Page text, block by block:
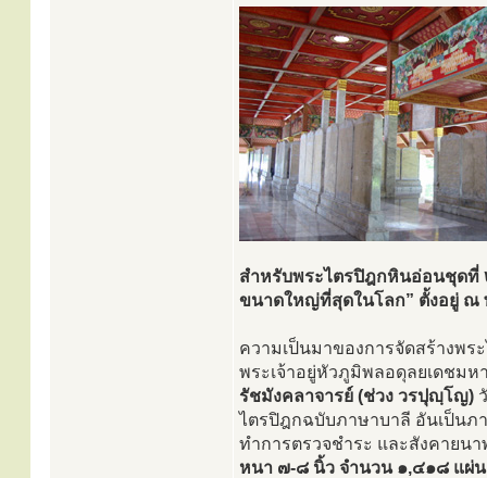
สำหรับพระไตรปิฎกหินอ่อนชุดที่
ขนาดใหญ่ที่สุดในโลก” ตั้งอยู่
ความเป็นมาของการจัดสร้างพ
พระเจ้าอยู่หัวภูมิพลอดุลยเดชม
รัชมังคลาจารย์ (ช่วง วรปุญฺโญ)
ไตรปิฎกฉบับภาษาบาลี อันเป็น
ทำการตรวจชำระ และสังคายน
หนา ๗-๘ นิ้ว จำนวน ๑,๔๑๘ แผ่น